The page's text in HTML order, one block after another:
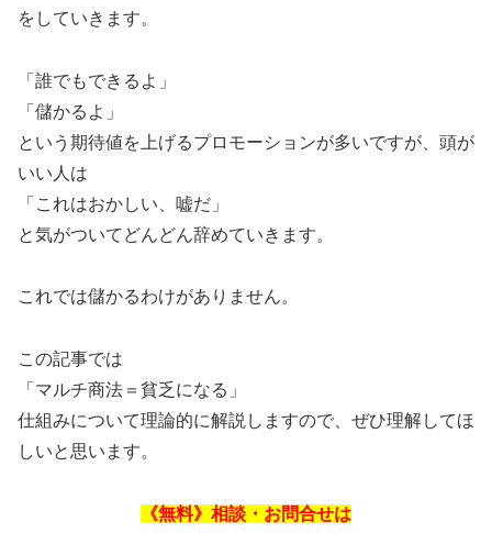
をしていきます。
「誰でもできるよ」
「儲かるよ」
という期待値を上げるプロモーションが多いですが、頭が
いい人は
「これはおかしい、嘘だ」
と気がついてどんどん辞めていきます。
これでは儲かるわけがありません。
この記事では
「マルチ商法＝貧乏になる」
仕組みについて理論的に解説しますので、ぜひ理解してほ
しいと思います。
《無料》相談・お問合せは